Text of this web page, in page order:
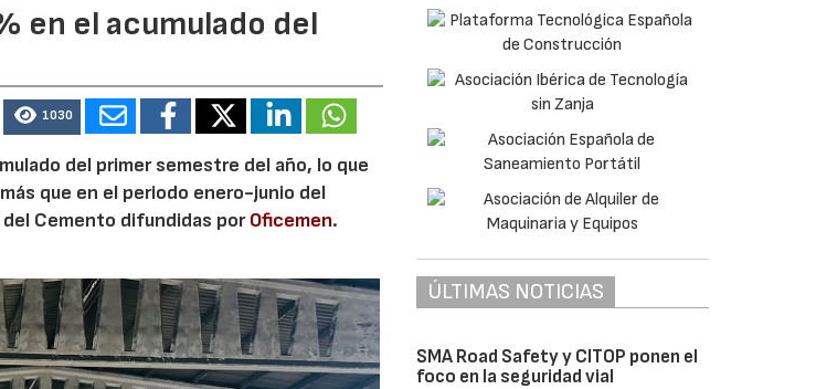
en el acumulado del
1030
del primer semestre del año, lo que
que en el periodo enero-junio del
Cemento difundidas porOficemen.
ÚLTIMAS NOTICIAS
SMA Road Safety y CITOP ponen el
foco en la seguridad vial